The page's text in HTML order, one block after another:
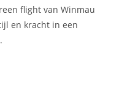
flight van Winmau
en kracht in een